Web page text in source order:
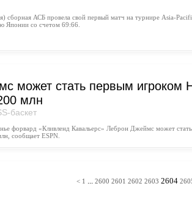
сборная АСБ провела свой первый матч на турнире Asia-
Японии со счетом 69:66.
может стать первым игроком
млн
баскет
форвард «Кливленд Кавальерс» Леброн Джеймс может
сообщает ESPN.
< 1 ... 2600 2601 2602 2603 2604